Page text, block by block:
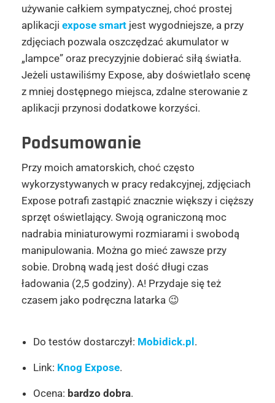
używanie całkiem sympatycznej, choć prostej
aplikacji expose smartjest wygodniejsze, a przy
zdjęciach pozwala oszczędzać akumulator w
„lampce” oraz precyzyjnie dobierać siłą światła.
Jeżeli ustawiliśmy Expose, aby doświetlało scenę
z mniej dostępnego miejsca, zdalne sterowanie z
aplikacji przynosi dodatkowe korzyści.
Podsumowanie
Przy moich amatorskich, choć często
wykorzystywanych w pracy redakcyjnej, zdjęciach
Expose potrafi zastąpić znacznie większy i cięższy
sprzęt oświetlający. Swoją ograniczoną moc
nadrabia miniaturowymi rozmiarami i swobodą
manipulowania. Można go mieć zawsze przy
sobie. Drobną wadą jest dość długi czas
ładowania (2,5 godziny). A! Przydaje się też
czasem jako podręczna latarka 😉
Do testów dostarczył: Mobidick.pl .
Link: Knog Expose.
Ocena: bardzo dobra.